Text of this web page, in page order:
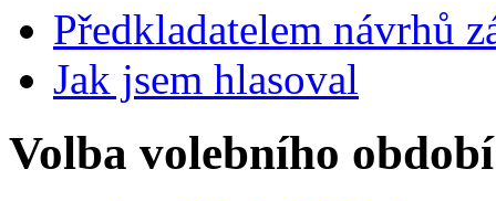
Předkladatelem návrhů
Jak jsem hlasoval
Volba volebního období